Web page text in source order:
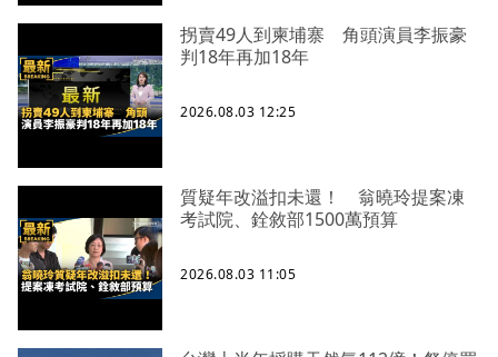
拐賣49人到柬埔寨 角頭演員李振豪
判18年再加18年
2026.08.03 12:25
質疑年改溢扣未還！ 翁曉玲提案凍
考試院、銓敘部1500萬預算
2026.08.03 11:05